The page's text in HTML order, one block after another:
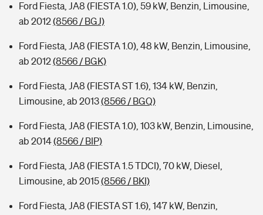
Ford Fiesta, JA8 (FIESTA 1.0), 59 kW, Benzin, Limousine,
ab 2012(8566 / BGJ)
Ford Fiesta, JA8 (FIESTA 1.0), 48 kW, Benzin, Limousine,
ab 2012(8566 / BGK)
Ford Fiesta, JA8 (FIESTA ST 1.6), 134 kW, Benzin,
Limousine, ab 2013(8566 / BGQ)
Ford Fiesta, JA8 (FIESTA 1.0), 103 kW, Benzin, Limousine,
ab 2014(8566 / BIP)
Ford Fiesta, JA8 (FIESTA 1.5 TDCI), 70 kW, Diesel,
Limousine, ab 2015(8566 / BKI)
Ford Fiesta, JA8 (FIESTA ST 1.6), 147 kW, Benzin,